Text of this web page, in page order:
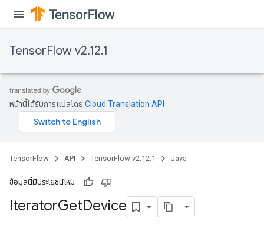
TensorFlow v2.12.1
หน้านี้ได้รับการแปลโดย Cloud Translation API
TensorFlow API TensorFlow v2.12.1 Java
ข้อมูลนี้มีประโยชน์ไหม
IteratorGetDevice